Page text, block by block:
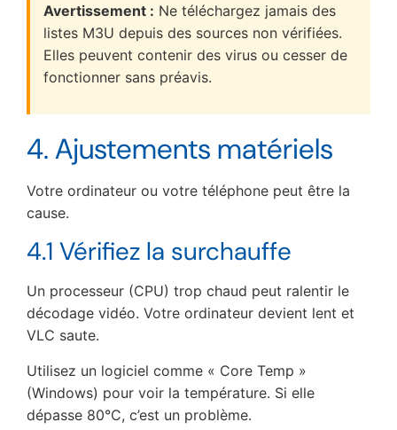
Avertissement : Ne téléchargez jamais des
listes M3U depuis des sources non vérifiées.
Elles peuvent contenir des virus ou cesser de
fonctionner sans préavis.
4. Ajustements matériels
Votre ordinateur ou votre téléphone peut être la
cause.
4.1 Vérifiez la surchauffe
Un processeur (CPU) trop chaud peut ralentir le
décodage vidéo. Votre ordinateur devient lent et
VLC saute.
Utilisez un logiciel comme « Core Temp »
(Windows) pour voir la température. Si elle
dépasse 80°C, c’est un problème.